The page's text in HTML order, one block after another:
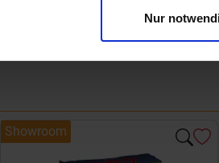
Nur
Showroom